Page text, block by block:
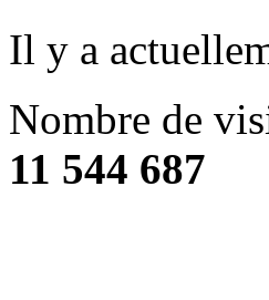
Il y a
Nombre de
11 544 687